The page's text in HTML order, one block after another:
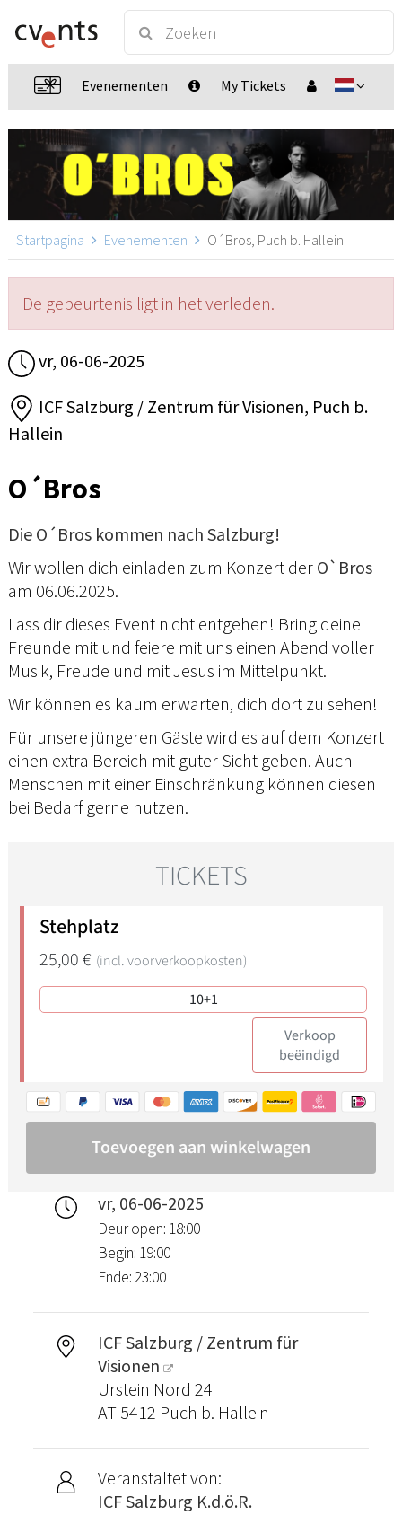
Evenementen My Tickets
Startpagina Evenementen O´Bros, Puch b. Hallein
De gebeurtenis ligt in het verleden.
vr, 06-06-2025
ICF Salzburg / Zentrum für Visionen, Puch b.
Hallein
O´Bros
Die O´Bros kommen nach Salzburg!
Wir wollen dich einladen zum Konzert der O`Bros
am 06.06.2025.
Lass dir dieses Event nicht entgehen! Bring deine
Freunde mit und feiere mit uns einen Abend voller
Musik, Freude und mit Jesus im Mittelpunkt.
Wir können es kaum erwarten, dich dort zu sehen!
Für unsere jüngeren Gäste wird es auf dem Konzert
einen extra Bereich mit guter Sicht geben. Auch
Menschen mit einer Einschränkung können diesen
bei Bedarf gerne nutzen.
vr, 06-06-2025
Deur open: 18:00
Begin: 19:00
Ende: 23:00
ICF Salzburg / Zentrum für
Visionen
Urstein Nord 24
AT-5412 Puch b. Hallein
Veranstaltet von:
ICF Salzburg K.d.ö.R.